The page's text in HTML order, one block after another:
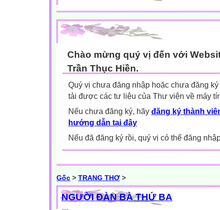
Chào mừng quý vị đến với
Trần Thục Hiền.
Quý vị chưa đăng nhập hoặc chưa đăng
tải được các tư liệu của Thư viện về máy
Nếu chưa đăng ký, hãy đăng ký thành
hướng dẫn tại đây
Nếu đã đăng ký rồi, quý vị có thể đăng
Gốc > TRANG THƠ >
NGƯỜI ĐÀN BÀ THỨ BA